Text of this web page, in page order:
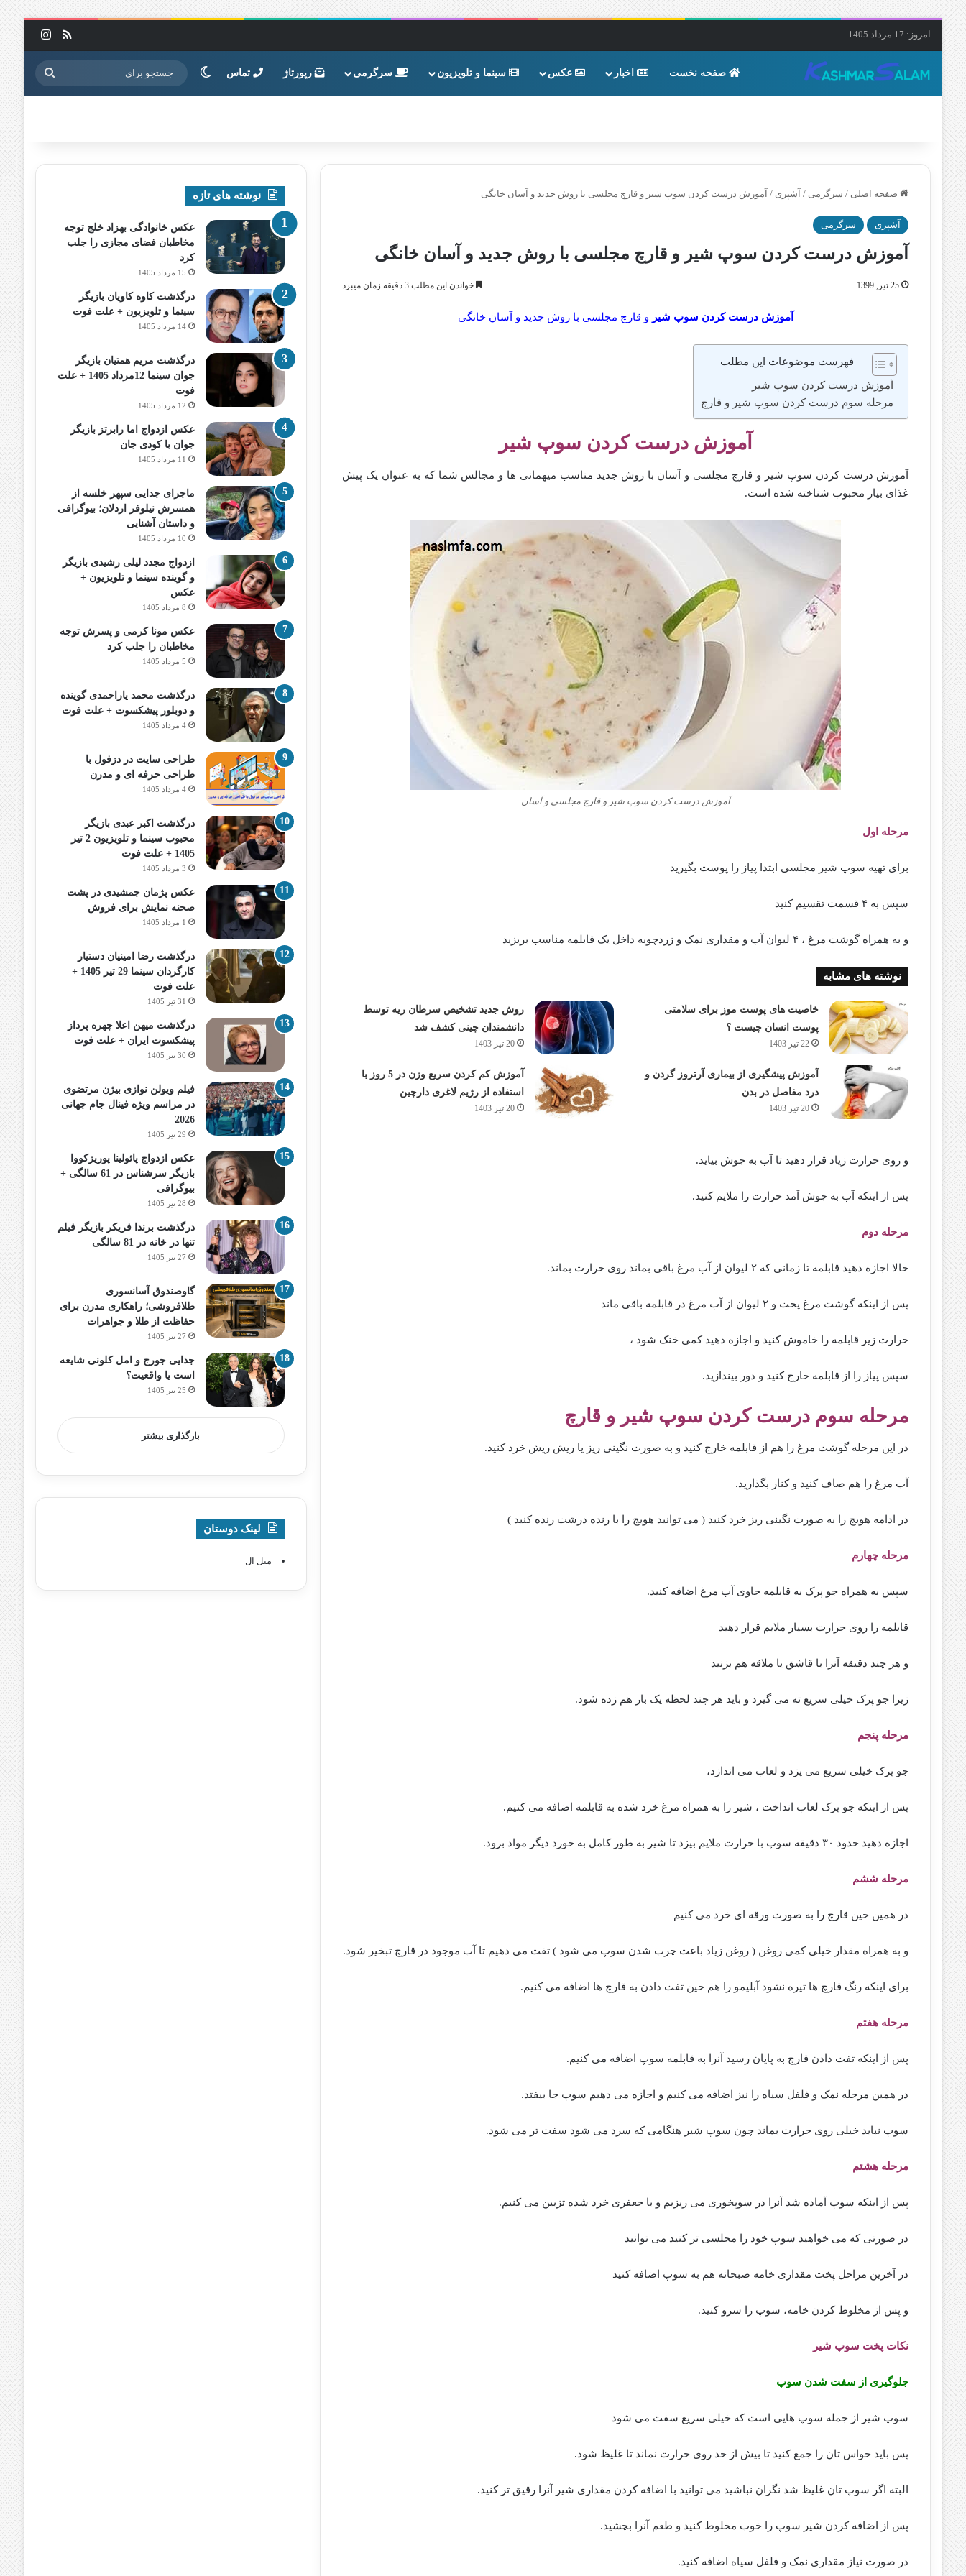
امروز: 17 مرداد 1405 خوراک
صفحه نخست اخبار عکس سینما و تلویزیون سرگرمی رپورتاژ تماس تغییر پوسته جستجو
برای
صفحه اصلی / سرگرمی / آشپزی / آموزش درست کردن سوپ شیر و قارچ مجلسی با روش جدید و آسان خانگی
آشپزی سرگرمی
آموزش درست کردن سوپ شیر و قارچ مجلسی با روش جدید و آسان خانگی
25 تیر, 1399 خواندن این مطلب 3 دقیقه زمان میبرد
آموزش درست کردن سوپ شیر و قارچ مجلسی با روش جدید و آسان خانگی
فهرست موضوعات این مطلب
آموزش درست کردن سوپ شیر
مرحله سوم درست کردن سوپ شیر و قارچ
آموزش درست کردن سوپ شیر
آموزش درست کردن سوپ شیر و قارچ مجلسی و آسان با روش جدید مناسب میهمانی ها و مجالس شما که به عنوان یک پیش
غذای بیار محبوب شناخته شده است.
آموزش درست کردن سوپ شیر و قارچ مجلسی و آسان
مرحله اول
برای تهیه سوپ شیر مجلسی ابتدا پیاز را پوست بگیرید
سپس به ۴ قسمت تقسیم کنید
و به همراه گوشت مرغ ، ۴ لیوان آب و مقداری نمک و زردچوبه داخل یک قابلمه مناسب بریزید
نوشته های مشابه
خاصیت های پوست موز برای سلامتی
پوست انسان چیست ؟
22 تیر 1403
روش جدید تشخیص سرطان ریه توسط
دانشمندان چینی کشف شد
20 تیر 1403
آموزش پیشگیری از بیماری آرتروز گردن و
درد مفاصل در بدن
20 تیر 1403
آموزش کم کردن سریع وزن در 5 روز با
استفاده از رژیم لاغری دارچین
20 تیر 1403
و روی حرارت زیاد قرار دهید تا آب به جوش بیاید.
پس از اینکه آب به جوش آمد حرارت را ملایم کنید.
مرحله دوم
حالا اجازه دهید قابلمه تا زمانی که ۲ لیوان از آب مرغ باقی بماند روی حرارت بماند.
پس از اینکه گوشت مرغ پخت و ۲ لیوان از آب مرغ در قابلمه باقی ماند
حرارت زیر قابلمه را خاموش کنید و اجازه دهید کمی خنک شود ،
سپس پیاز را از قابلمه خارج کنید و دور بیندازید.
مرحله سوم درست کردن سوپ شیر و قارچ
در این مرحله گوشت مرغ را هم از قابلمه خارج کنید و به صورت نگینی ریز یا ریش ریش خرد کنید.
آب مرغ را هم صاف کنید و کنار بگذارید.
در ادامه هویج را به صورت نگینی ریز خرد کنید ( می توانید هویج را با رنده درشت رنده کنید )
مرحله چهارم
سپس به همراه جو پرک به قابلمه حاوی آب مرغ اضافه کنید.
قابلمه را روی حرارت بسیار ملایم قرار دهید
و هر چند دقیقه آنرا با قاشق یا ملاقه هم بزنید
زیرا جو پرک خیلی سریع ته می گیرد و باید هر چند لحظه یک بار هم زده شود.
مرحله پنجم
جو پرک خیلی سریع می پزد و لعاب می اندازد،
پس از اینکه جو پرک لعاب انداخت ، شیر را به همراه مرغ خرد شده به قابلمه اضافه می کنیم.
اجازه دهید حدود ۳۰ دقیقه سوپ با حرارت ملایم بپزد تا شیر به طور کامل به خورد دیگر مواد برود.
مرحله ششم
در همین حین قارچ را به صورت ورقه ای خرد می کنیم
و به همراه مقدار خیلی کمی روغن ( روغن زیاد باعث چرب شدن سوپ می شود ) تفت می دهیم تا آب موجود در قارچ تبخیر شود.
برای اینکه رنگ قارچ ها تیره نشود آبلیمو را هم حین تفت دادن به قارچ ها اضافه می کنیم.
مرحله هفتم
پس از اینکه تفت دادن قارچ به پایان رسید آنرا به قابلمه سوپ اضافه می کنیم.
در همین مرحله نمک و فلفل سیاه را نیز اضافه می کنیم و اجازه می دهیم سوپ جا بیفتد.
سوپ نباید خیلی روی حرارت بماند چون سوپ شیر هنگامی که سرد می شود سفت تر می شود.
مرحله هشتم
پس از اینکه سوپ آماده شد آنرا در سوپخوری می ریزیم و با جعفری خرد شده تزیین می کنیم.
در صورتی که می خواهید سوپ خود را مجلسی تر کنید می توانید
در آخرین مراحل پخت مقداری خامه صبحانه هم به سوپ اضافه کنید
و پس از مخلوط کردن خامه، سوپ را سرو کنید.
نکات پخت سوپ شیر
جلوگیری از سفت شدن سوپ
سوپ شیر از جمله سوپ هایی است که خیلی سریع سفت می شود
پس باید حواس تان را جمع کنید تا بیش از حد روی حرارت نماند تا غلیظ شود.
البته اگر سوپ تان غلیظ شد نگران نباشید می توانید با اضافه کردن مقداری شیر آنرا رقیق تر کنید.
پس از اضافه کردن شیر سوپ را خوب مخلوط کنید و طعم آنرا بچشید.
در صورت نیاز مقداری نمک و فلفل سیاه اضافه کنید.
نوشته های تازه
عکس خانوادگی بهزاد خلج توجه
مخاطبان فضای مجازی را جلب
کرد
15 مرداد 1405
درگذشت کاوه کاویان بازیگر
سینما و تلویزیون + علت فوت
14 مرداد 1405
درگذشت مریم همتیان بازیگر
جوان سینما 12مرداد 1405 + علت
فوت
12 مرداد 1405
عکس ازدواج اما رابرتز بازیگر
جوان با کودی جان
11 مرداد 1405
ماجرای جدایی سپهر خلسه از
همسرش نیلوفر اردلان؛ بیوگرافی
و داستان آشنایی
10 مرداد 1405
ازدواج مجدد لیلی رشیدی بازیگر
و گوینده سینما و تلویزیون +
عکس
8 مرداد 1405
عکس مونا کرمی و پسرش توجه
مخاطبان را جلب کرد
5 مرداد 1405
درگذشت محمد یاراحمدی گوینده
و دوبلور پیشکسوت + علت فوت
4 مرداد 1405
طراحی سایت در دزفول با
طراحی حرفه‌ ای و مدرن
4 مرداد 1405
درگذشت اکبر عبدی بازیگر
محبوب سینما و تلویزیون 2 تیر
1405 + علت فوت
3 مرداد 1405
عکس پژمان جمشیدی در پشت
صحنه نمایش برای فروش
1 مرداد 1405
درگذشت رضا امینیان دستیار
کارگردان سینما 29 تیر 1405 +
علت فوت
31 تیر 1405
درگذشت میهن اعلا چهره پرداز
پیشکسوت ایران + علت فوت
30 تیر 1405
فیلم ویولن نوازی بیژن مرتضوی
در مراسم ویژه فینال جام جهانی
2026
29 تیر 1405
عکس ازدواج پائولینا پوریزکووا
بازیگر سرشناس در 61 سالگی +
بیوگرافی
28 تیر 1405
درگذشت برندا فریکر بازیگر فیلم
تنها در خانه در 81 سالگی
27 تیر 1405
گاوصندوق آسانسوری
طلافروشی؛ راهکاری مدرن برای
حفاظت از طلا و جواهرات
27 تیر 1405
جدایی جورج و امل کلونی شایعه
است یا واقعیت؟
25 تیر 1405
بارگذاری بیشتر
لینک دوستان
مبل ال